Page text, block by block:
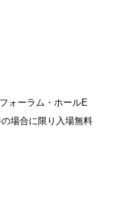
ォーラム・ホールE
場合に限り入場無料